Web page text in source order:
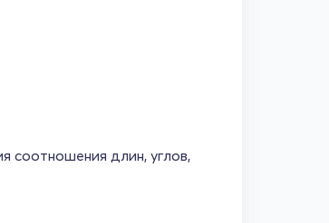
соотношения длин, углов,